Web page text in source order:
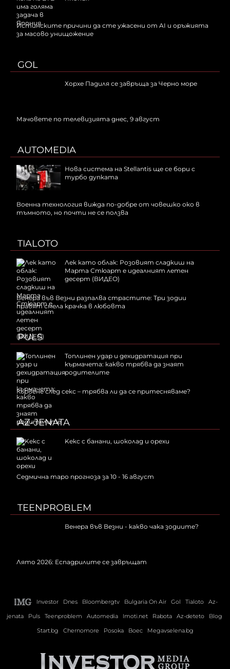
Истинските причини да сте ужасени от AI и оръжията
за масово унищожение
GOL
Хорхе Падиля се завръща за Черно море
Мачовете по телевизията днес, 9 август
AUTOMEDIA
Нова система на Stellantis ще се бори с
турбо дупката
Военна технология вижда по-добре от човешко око в
тъмното, но почти не се ползва
TIALOTO
Лек като облак: Розовият сладкиш на
Марта Стюарт е идеалният летен
десерт (ВИДЕО)
Венера във Везни разпалва страстите: Три зодии
правят смела крачка в любовта
PULS
Топлинен удар и дехидратация при
кърмачета: какво трябва да знаят
родителите
Кървене след секс – трябва ли да се притесняваме?
AZ-JENATA
Kекс с банани, шоколад и орехи
Седмична таро прогноза за 10 - 16 август
TEENPROBLEM
Венера във Везни - какво чака зодиите?
Лято 2026: Еспадрилите се завръщат
Investor Dnes Bloombergtv Bulgaria On Air Gol Tialoto
Az-
jenata
Puls Teenproblem Automedia Imoti.net Rabota Az-deteto
Blog
Start.bg
Chernomore Posoka Boec Megavselena.bg